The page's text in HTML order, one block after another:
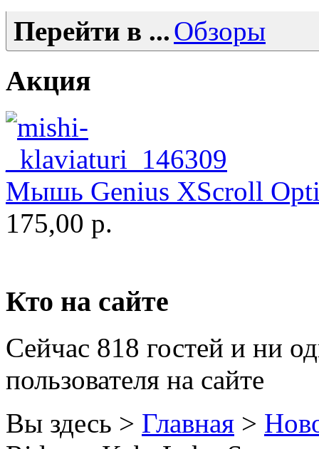
Gigabyte(12)
Globex
Goclever
Golden field
Grand(5)
Gresso(2)
Hacker
Hq-tech(1)
Htpc(4)
Huawei(3)
Ideazon(2)
Перейти в ...Обзоры
Акция
Мышь Genius XScroll
175,00 р.
Кто на сайте
Сейчас 818 гостей и ни
пользователя на сайте
Вы здесь > Главная >